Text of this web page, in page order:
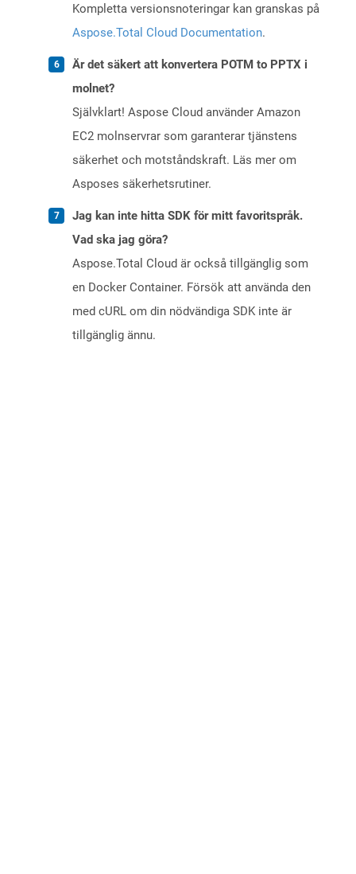
Kompletta versionsnoteringar kan granskas på
Aspose.Total Cloud Documentation.
Är det säkert att konvertera POTM to PPTX i
molnet?
Självklart! Aspose Cloud använder Amazon
EC2 molnservrar som garanterar tjänstens
säkerhet och motståndskraft. Läs mer om
Asposes säkerhetsrutiner.
Jag kan inte hitta SDK för mitt favoritspråk.
Vad ska jag göra?
Aspose.Total Cloud är också tillgänglig som
en Docker Container. Försök att använda den
med cURL om din nödvändiga SDK inte är
tillgänglig ännu.